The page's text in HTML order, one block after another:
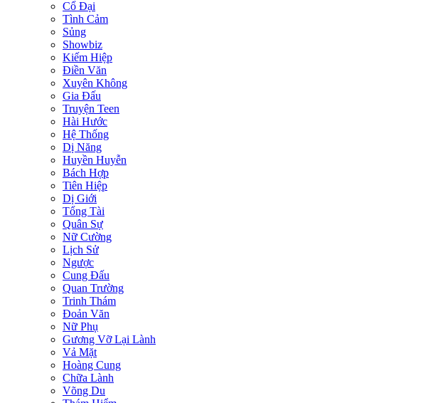
Cổ Đại
Tình Cảm
Sủng
Showbiz
Kiếm Hiệp
Điền Văn
Xuyên Không
Gia Đấu
Truyện Teen
Hài Hước
Hệ Thống
Dị Năng
Huyền Huyễn
Bách Hợp
Tiên Hiệp
Dị Giới
Tổng Tài
Quân Sự
Nữ Cường
Lịch Sử
Ngược
Cung Đấu
Quan Trường
Trinh Thám
Đoản Văn
Nữ Phụ
Gương Vỡ Lại Lành
Vả Mặt
Hoàng Cung
Chữa Lành
Võng Du